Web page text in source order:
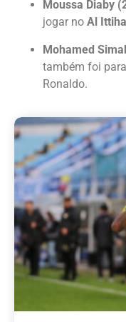
Moussa Diaby
jogar no Al
Mohamed
também foi
Ronaldo.